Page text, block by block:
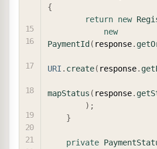
{
return new
new
PaymentId( response.
URI . create( response.
mapStatus ( response.
) ;
}
private